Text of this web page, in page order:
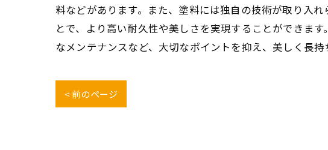
料などがあります。また、塗料には独自の技術が取り入
とで、より高い耐久性や美しさを実現することができま
なメンテナンスなど、大切なポイントを抑え、美しく長持
< 前のページ